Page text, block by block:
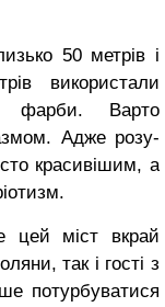
50 метрів і
використали
фарби. Варто
Адже розу-
красивішим, а
міст вкрай
так і гості з
потурбуватися